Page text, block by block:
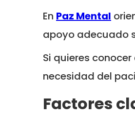
En Paz Mental
apoyo adecuado
Si quieres
necesidad del
Factores